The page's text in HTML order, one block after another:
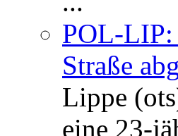
POL-LIP:
Straße
Lippe
eine 23-